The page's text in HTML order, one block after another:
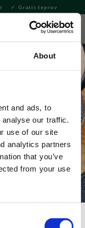
About
and ads, to
our traffic.
use of our site
analytics partners
that you’ve
from your use
Gratis teprov
Acorn
En liten detalj